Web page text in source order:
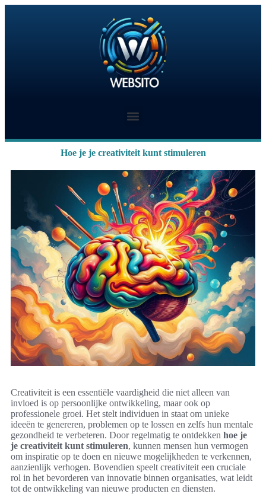
Hoe je je creativiteit kunt stimuleren
Creativiteit is een essentiële vaardigheid die niet alleen van
invloed is op persoonlijke ontwikkeling, maar ook op
professionele groei. Het stelt individuen in staat om unieke
ideeën te genereren, problemen op te lossen en zelfs hun mentale
gezondheid te verbeteren. Door regelmatig te ontdekken hoe je
je creativiteit kunt stimuleren, kunnen mensen hun vermogen
om inspiratie op te doen en nieuwe mogelijkheden te verkennen,
aanzienlijk verhogen. Bovendien speelt creativiteit een cruciale
rol in het bevorderen van innovatie binnen organisaties, wat leidt
tot de ontwikkeling van nieuwe producten en diensten.